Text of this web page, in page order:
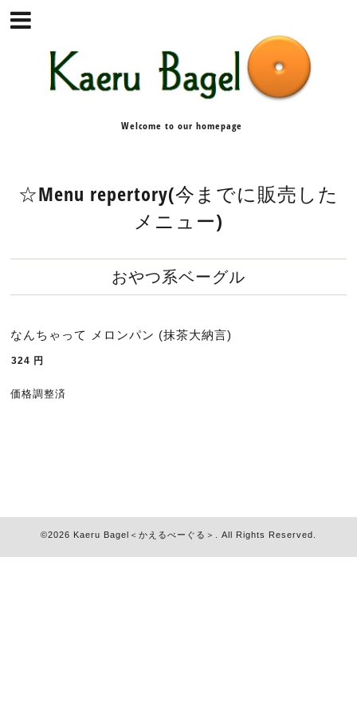
Welcome to our homepage
☆Menu repertory(今までに販売した
メニュー)
おやつ系ベーグル
なんちゃって メロンパン (抹茶大納言)
324 円
価格調整済
©2026 Kaeru Bagel＜かえるべーぐる＞ . All Rights Reserved.